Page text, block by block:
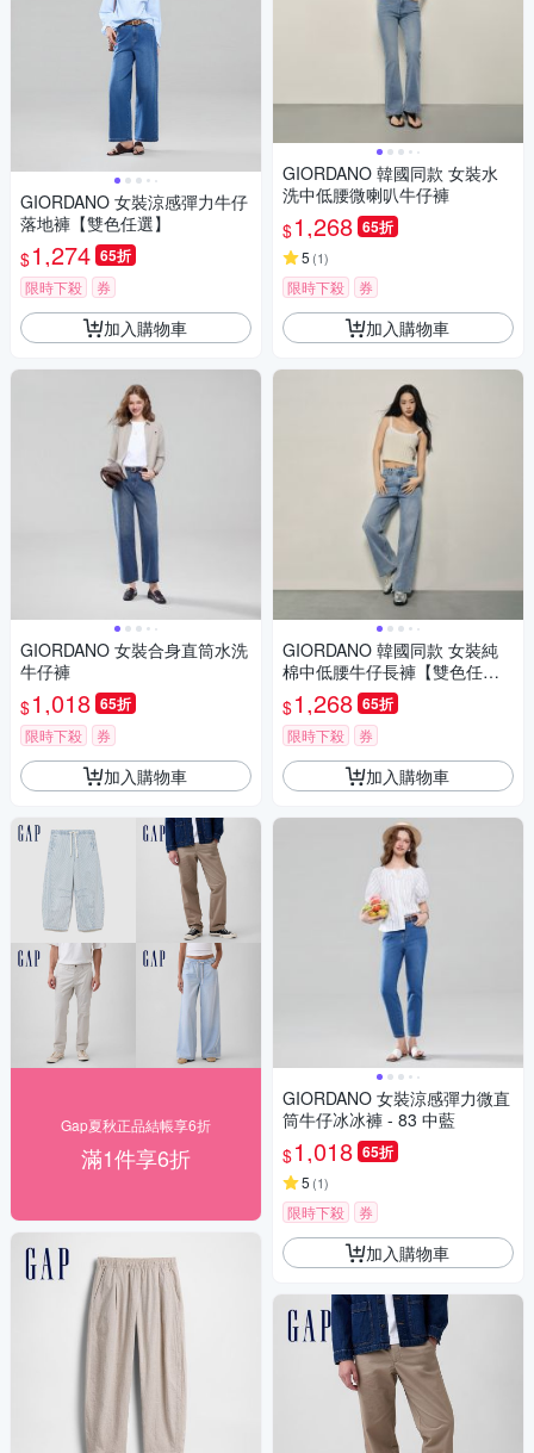
GIORDANO 女裝涼感彈力牛仔
落地褲【雙色任選】
$1,274 65折
限時下殺 券
加入購物車
GIORDANO 女裝合身直筒水洗
牛仔褲
$1,018 65折
限時下殺 券
加入購物車
Gap夏秋正品結帳享6折
滿1件享6折
GIORDANO 韓國同款 女裝水
洗中低腰微喇叭牛仔褲
$1,268 65折
5 (1)
限時下殺 券
加入購物車
GIORDANO 韓國同款 女裝純
棉中低腰牛仔長褲【雙色任
選】
$1,268 65折
限時下殺 券
加入購物車
GIORDANO 女裝涼感彈力微直
筒牛仔冰冰褲 - 83 中藍
$1,018 65折
5 (1)
限時下殺 券
加入購物車